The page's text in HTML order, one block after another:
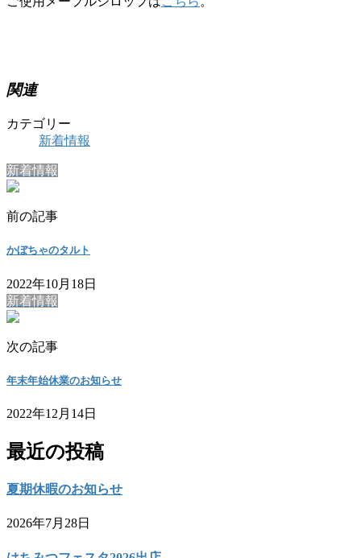
関連
カテゴリー
新着情報
新着情報
前の記事
かぼちゃのタルト
2022年10月18日
新着情報
次の記事
年末年始休業のお知らせ
2022年12月14日
最近の投稿
夏期休暇のお知らせ
2026年7月28日